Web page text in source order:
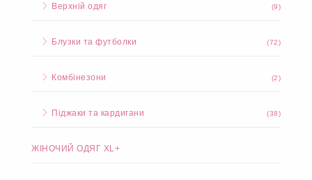
Верхній одяг (9)
Блузки та футболки (72)
Комбінезони (2)
Піджаки та кардигани (38)
ЖІНОЧИЙ ОДЯГ XL+